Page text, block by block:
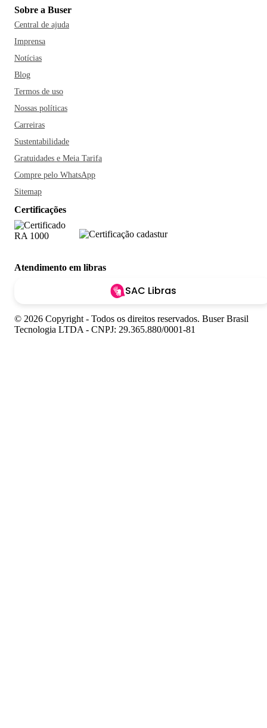
Sobre a Buser
Central de ajuda
Imprensa
Notícias
Blog
Termos de uso
Nossas políticas
Carreiras
Sustentabilidade
Gratuidades e Meia Tarifa
Compre pelo WhatsApp
Sitemap
Certificações
Atendimento em libras
SAC Libras
© 2026 Copyright - Todos os direitos reservados. Buser Brasil
Tecnologia LTDA - CNPJ: 29.365.880/0001-81